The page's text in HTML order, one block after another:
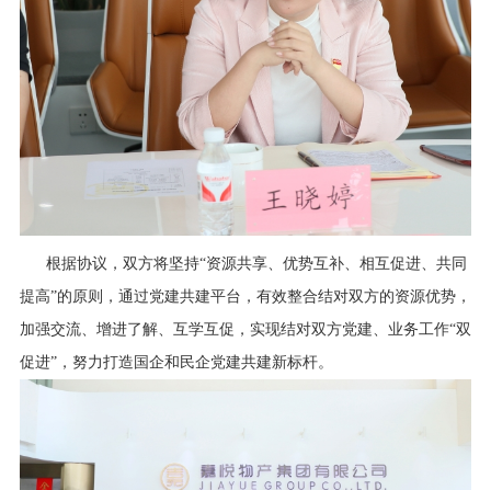
根据协议，双方将坚持“资源共享、优势互补、相互促进、共同
提高”的原则，通过党建共建平台，有效整合结对双方的资源优势，
加强交流、增进了解、互学互促，实现结对双方党建、业务工作“双
促进”，努力打造国企和民企党建共建新标杆。